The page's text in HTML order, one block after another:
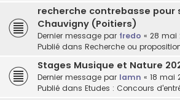
recherche contrebasse pour
Chauvigny (Poitiers)
Dernier message par fredo « 28 mai
Publié dans Recherche ou
Stages Musique et Nature
Dernier message par lamn « 18 mai
Publié dans Etudes : Concours